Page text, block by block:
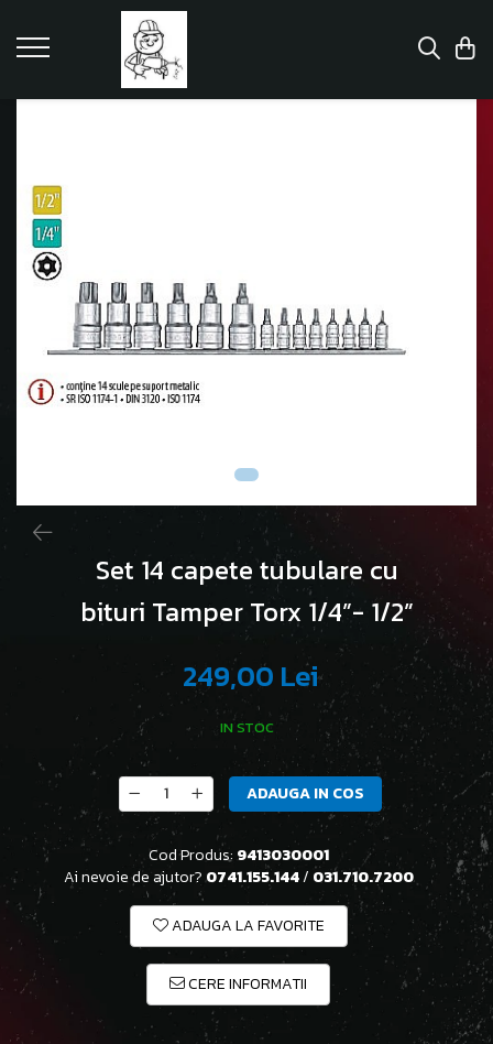
Set 14 capete tubulare cu
bituri Tamper Torx 1/4”- 1/2”
249,00 Lei
IN STOC
ADAUGA IN COS
Cod Produs: 9413030001
Ai nevoie de ajutor?0741.155.144/ 031.710.7200
ADAUGA LA FAVORITE
CERE INFORMATII